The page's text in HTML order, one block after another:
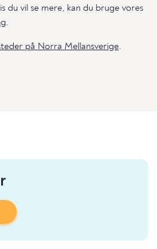
du vil se mere, kan du bruge vores
.
på Norra Mellansverige.